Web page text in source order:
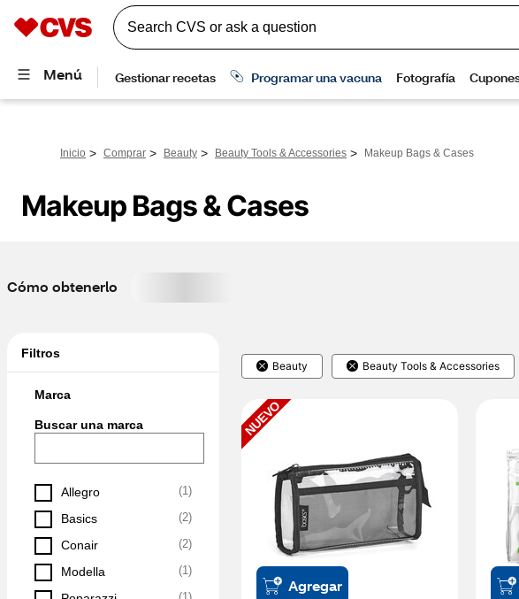
Inicio > Comprar > Beauty > Beauty Tools & Accessories > Makeup Bags & Cases
Makeup Bags & Cases
Cómo obtenerlo
Filtros
Marca
Buscar una marca
Allegro (1)
Basics (2)
Conair (2)
Modella (1)
Beauty Beauty Tools & Accessories
NUEVO
Agregar